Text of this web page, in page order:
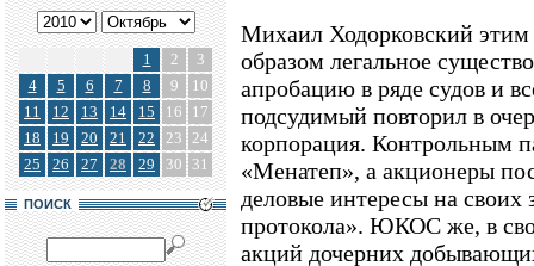
1 2
3
4
5 6 7 8 9
10
11
12 13 14 15 16
17
18
19 20 21 22 23 24
25
26 27 28 29 30 31
ПОИСК
Михаил Ходорковский этим
образом легальное
апробацию в ряде судов и
подсудимый повторил в
корпорация. Контрольным
«Менатеп», а акционеры
деловые интересы на своих
протокола». ЮКОС же, в
акций дочерних